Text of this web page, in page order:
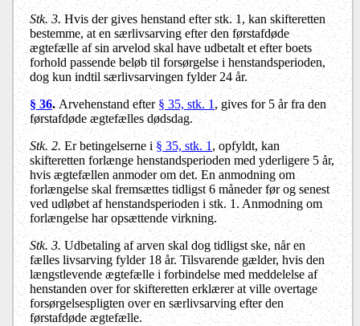
Stk. 3. Hvis der gives henstand efter stk. 1, kan skifteretten
bestemme, at en særlivsarving efter den førstafdøde
ægtefælle af sin arvelod skal have udbetalt et efter boets
forhold passende beløb til forsørgelse i henstandsperioden,
dog kun indtil særlivsarvingen fylder 24 år.
§ 36.Arvehenstand efter§ 35, stk. 1, gives for 5 år fra den
førstafdøde ægtefælles dødsdag.
Stk. 2. Er betingelserne i§ 35, stk. 1, opfyldt, kan
skifteretten forlænge henstandsperioden med yderligere 5 år,
hvis ægtefællen anmoder om det. En anmodning om
forlængelse skal fremsættes tidligst 6 måneder før og senest
ved udløbet af henstandsperioden i stk. 1. Anmodning om
forlængelse har opsættende virkning.
Stk. 3. Udbetaling af arven skal dog tidligst ske, når en
fælles livsarving fylder 18 år. Tilsvarende gælder, hvis den
længstlevende ægtefælle i forbindelse med meddelelse af
henstanden over for skifteretten erklærer at ville overtage
forsørgelsespligten over en særlivsarving efter den
førstafdøde ægtefælle.